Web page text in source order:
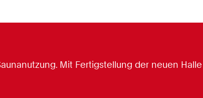
Mit Fertigstellung der neuen